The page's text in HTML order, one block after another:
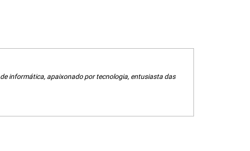
informática, apaixonado por tecnologia, entusiasta das